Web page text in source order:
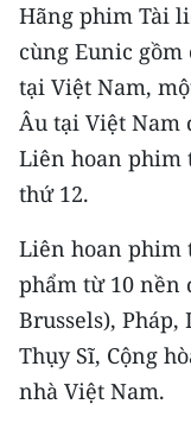
TRI THỨC
54 DÂN TỘC VIỆT
CHƯƠNG TRÌNH
MỘT SẢN PHẨM
RADIO
MEDIA CENTER
E-Magazine
Hãng phim Tài
cùng Eunic gồm
tại Việt Nam,
Âu tại Việt Nam
Liên hoan phim
thứ 12.
Liên hoan phim
phẩm từ 10 nền
Brussels),
Thụy Sĩ, Cộng
nhà Việt Nam.